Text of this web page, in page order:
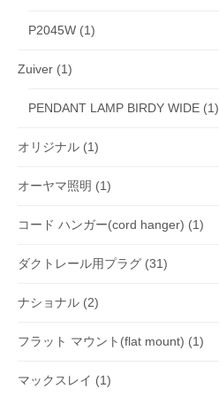
P2045W (1)
Zuiver (1)
PENDANT LAMP BIRDY WIDE (1)
オリジナル (1)
オーヤマ照明 (1)
コード ハンガー(cord hanger) (1)
ダクトレール用プラグ (31)
ナショナル (2)
フラット マウント(flat mount) (1)
マックスレイ (1)